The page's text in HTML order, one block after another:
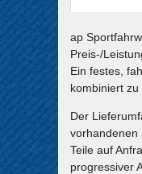
ap
Preis-/
Ein festes,
kombiniert
Der
vorhandenen
Teile auf
progressiver